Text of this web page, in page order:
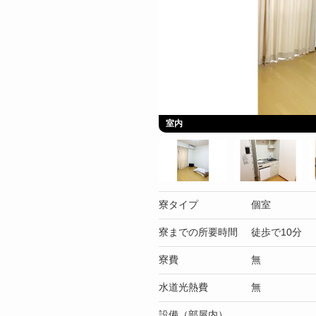
室内
寮タイプ 個室
寮までの所要時間 徒歩で10分
寮費 無
水道光熱費 無